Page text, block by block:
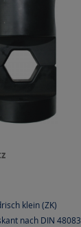
klein (ZK)
nach DIN 48083